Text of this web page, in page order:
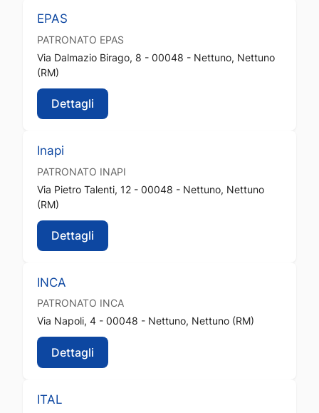
EPAS
PATRONATO EPAS
Via Dalmazio Birago, 8 - 00048 - Nettuno, Nettuno
(RM)
Dettagli
Inapi
PATRONATO INAPI
Via Pietro Talenti, 12 - 00048 - Nettuno, Nettuno
(RM)
Dettagli
INCA
PATRONATO INCA
Via Napoli, 4 - 00048 - Nettuno, Nettuno (RM)
Dettagli
ITAL